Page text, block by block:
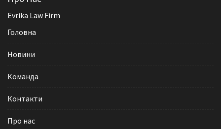
Evrika Law Firm
Головна
Новини
Команда
Контакти
Про нас